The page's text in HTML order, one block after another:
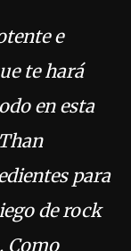
e
te hará
en esta
para
de rock
Como